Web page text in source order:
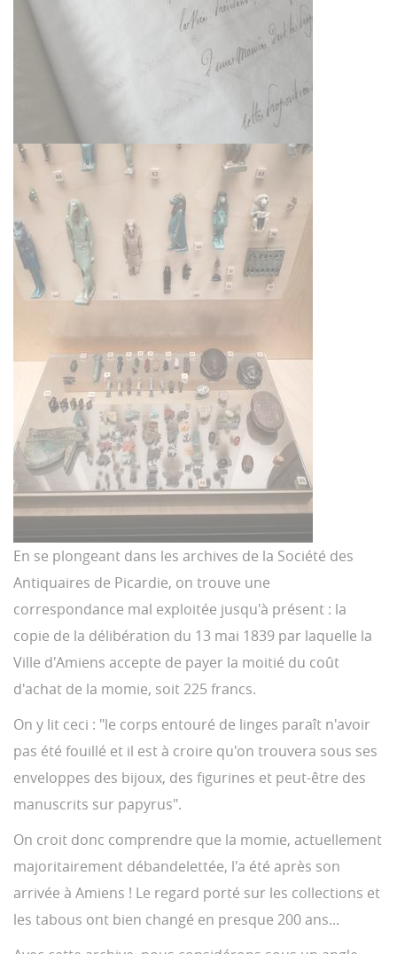
En se plongeant dans les archives de la Société des
Antiquaires de Picardie, on trouve une
correspondance mal exploitée jusqu'à présent : la
copie de la délibération du 13 mai 1839 par laquelle la
Ville d'Amiens accepte de payer la moitié du coût
d'achat de la momie, soit 225 francs.
On y lit ceci : "le corps entouré de linges paraît n'avoir
pas été fouillé et il est à croire qu'on trouvera sous ses
enveloppes des bijoux, des figurines et peut-être des
manuscrits sur papyrus".
On croit donc comprendre que la momie, actuellement
majoritairement débandelettée, l'a été après son
arrivée à Amiens ! Le regard porté sur les collections et
les tabous ont bien changé en presque 200 ans...